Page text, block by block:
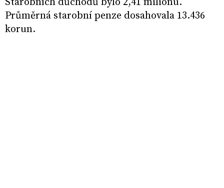
Průměrná starobní penze dosahovala 13.436
korun.